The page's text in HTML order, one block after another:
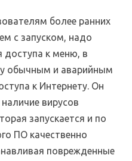
более ранних
с запуском, надо
доступа к меню, в
обычным и аварийным
к Интернету. Он
вирусов
запускается и по
ПО качественно
поврежденные